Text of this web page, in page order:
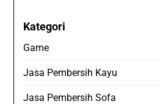
Kategori
Game
Jasa Pembersih Kayu
Jasa Pembersih Sofa